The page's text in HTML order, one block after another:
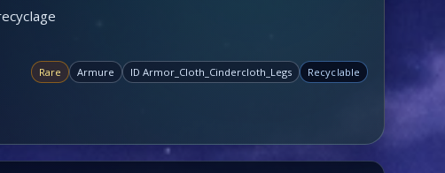
Rare Armure ID Armor_Cloth_Cindercloth_Legs Recyclable